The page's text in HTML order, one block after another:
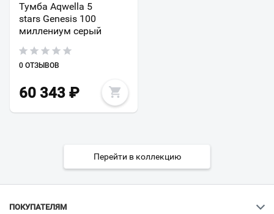
Тумба Aqwella 5
stars Genesis 100
миллениум серый
0 ОТЗЫВОВ
60 343 ₽
Перейти в коллекцию
ПОКУПАТЕЛЯМ